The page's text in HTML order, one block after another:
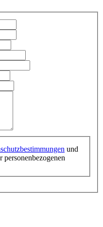
und
personenbezogenen